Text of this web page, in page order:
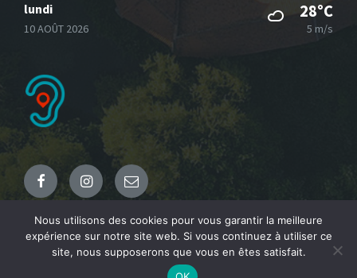
lundi
10 AOÛT 2026
28°C
5 m/s
FacebookInstagramEmail
© 2021 Commune de Fresnicourt le Dolmen
Nous utilisons des cookies pour vous garantir la meilleure
expérience sur notre site web. Si vous continuez à utiliser ce
site, nous supposerons que vous en êtes satisfait.